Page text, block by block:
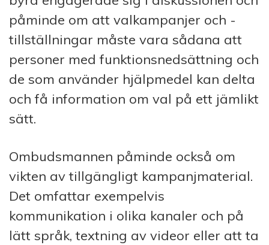
påminde om att valkampanjer och -
tillställningar måste vara sådana att
personer med funktionsnedsättning och
de som använder hjälpmedel kan delta
och få information om val på ett jämlikt
sätt.
Ombudsmannen påminde också om
vikten av tillgängligt kampanjmaterial.
Det omfattar exempelvis
kommunikation i olika kanaler och på
lätt språk, textning av videor eller att ta